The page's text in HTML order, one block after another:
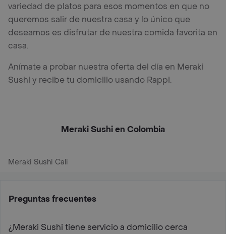
variedad de platos para esos momentos en que no
queremos salir de nuestra casa y lo único que
deseamos es disfrutar de nuestra comida favorita en
casa.
Anímate a probar nuestra oferta del día en Meraki
Sushi y recibe tu domicilio usando Rappi.
Meraki Sushi en Colombia
Meraki Sushi Cali
Preguntas frecuentes
¿Meraki Sushi tiene servicio a domicilio cerca